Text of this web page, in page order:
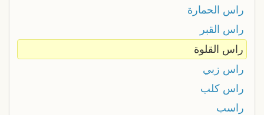
راس الحمارة
راس القبر
راس القلوة
راس زبي
راس كلب
راسب